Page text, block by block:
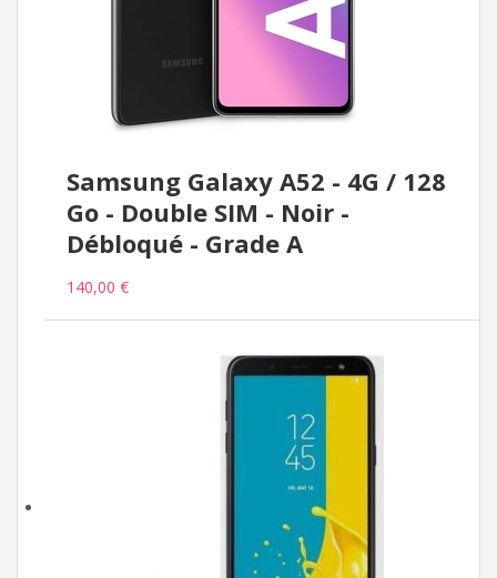
Samsung Galaxy A52 - 4G / 128
Go - Double SIM - Noir -
Débloqué - Grade A
140,00 €